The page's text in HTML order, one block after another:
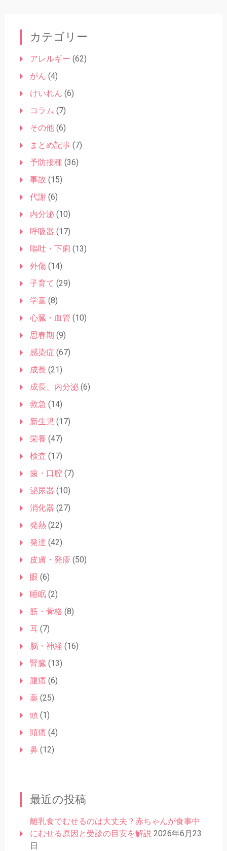
カテゴリー
アレルギー (62)
がん (4)
けいれん (6)
コラム (7)
その他(6)
まとめ記事(7)
予防接種(36)
事故 (15)
代謝(6)
内分泌(10)
呼吸器 (17)
嘔吐・下痢 (13)
外傷(14)
子育て (29)
学童(8)
心臓・血管 (10)
思春期 (9)
感染症 (67)
成長(21)
成長、内分泌(6)
救急 (14)
新生児 (17)
栄養 (47)
検査 (17)
歯・口腔(7)
泌尿器 (10)
消化器 (27)
発熱(22)
発達 (42)
皮膚・発疹 (50)
眼 (6)
睡眠(2)
筋・骨格 (8)
耳(7)
脳・神経 (16)
腎臓 (13)
腹痛 (6)
薬(25)
頭(1)
頭痛 (4)
鼻(12)
最近の投稿
離乳食でむせるのは大丈夫？赤ちゃんが食事中
にむせる原因と受診の目安を解説 2026年6月23
日